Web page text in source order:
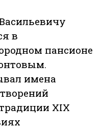
в
пансионе
имена
XIX